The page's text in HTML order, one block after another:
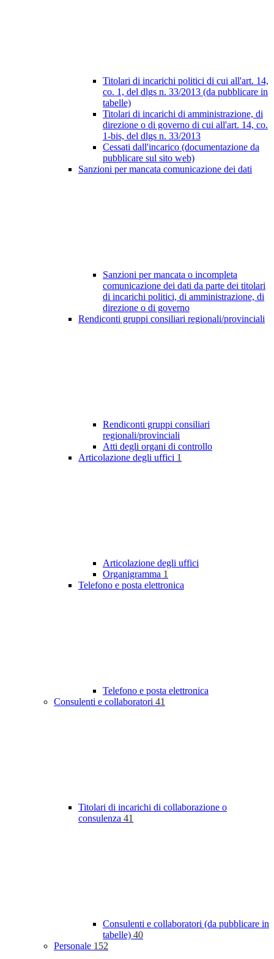
Titolari di incarichi politici di cui all'art. 14,
co. 1, del dlgs n. 33/2013 (da pubblicare in
tabelle)
Titolari di incarichi di amministrazione, di
direzione o di governo di cui all'art. 14, co.
1-bis, del dlgs n. 33/2013
Cessati dall'incarico (documentazione da
pubblicare sul sito web)
Sanzioni per mancata comunicazione dei dati
Sanzioni per mancata o incompleta
comunicazione dei dati da parte dei titolari
di incarichi politici, di amministrazione, di
direzione o di governo
Rendiconti gruppi consiliari regionali/provinciali
Rendiconti gruppi consiliari
regionali/provinciali
Atti degli organi di controllo
Articolazione degli uffici 1
Articolazione degli uffici
Organigramma 1
Telefono e posta elettronica
Telefono e posta elettronica
Consulenti e collaboratori 41
Titolari di incarichi di collaborazione o
consulenza 41
Consulenti e collaboratori (da pubblicare in
tabelle) 40
Personale 152